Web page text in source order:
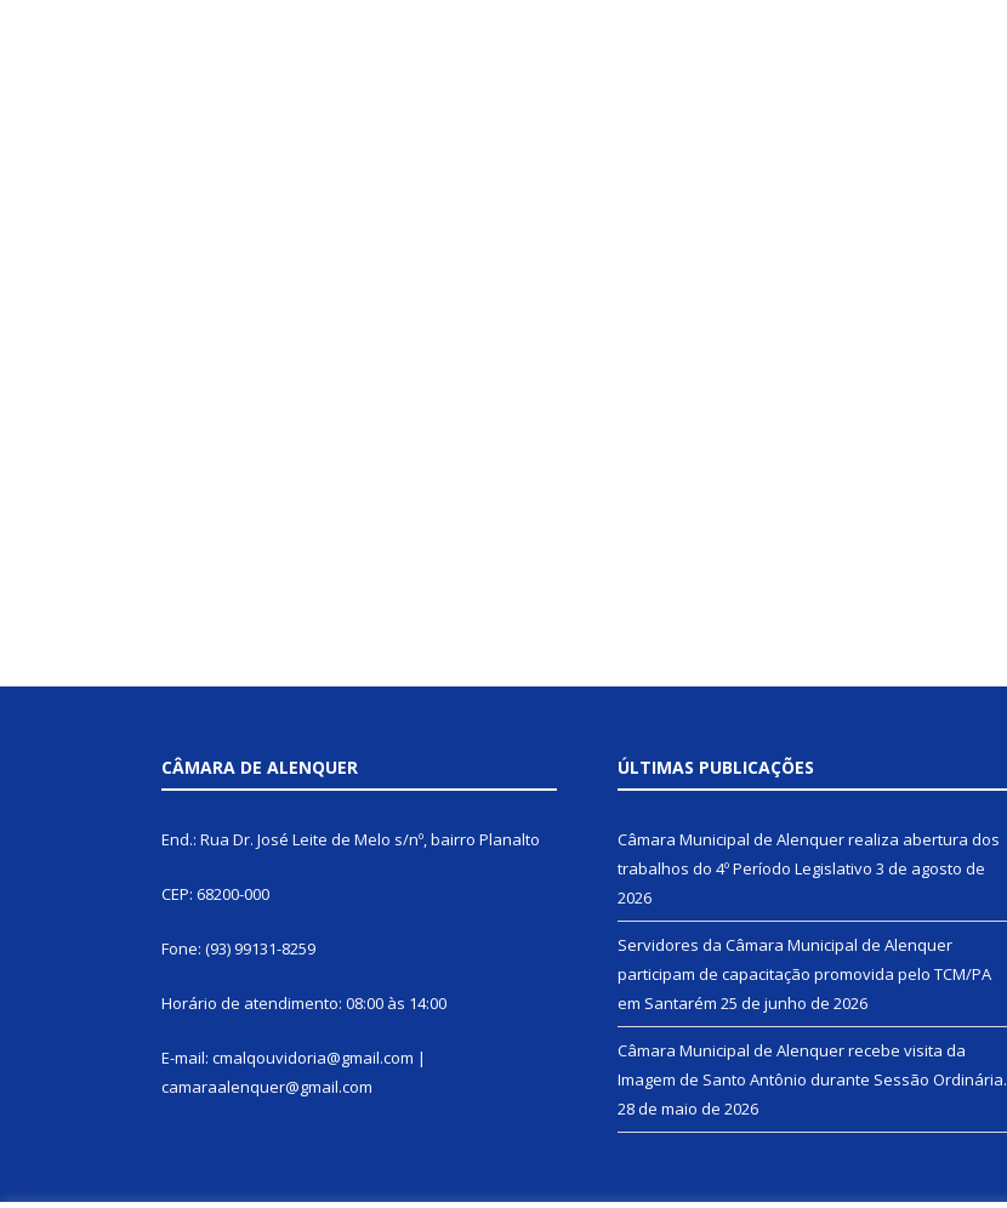
CÂMARA DE ALENQUER
End.: Rua Dr. José Leite de Melo s/nº, bairro Planalto
CEP: 68200-000
Fone: (93) 99131-8259
Horário de atendimento: 08:00 às 14:00
E-mail: cmalqouvidoria@gmail.com |
camaraalenquer@gmail.com
ÚLTIMAS PUBLICAÇÕES
Câmara Municipal de Alenquer realiza abertura dos
trabalhos do 4º Período Legislativo 3 de agosto de
2026
Servidores da Câmara Municipal de Alenquer
participam de capacitação promovida pelo TCM/PA
em Santarém 25 de junho de 2026
Câmara Municipal de Alenquer recebe visita da
Imagem de Santo Antônio durante Sessão Ordinária.
28 de maio de 2026